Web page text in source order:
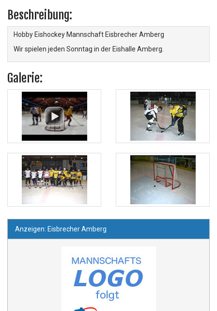
Beschreibung:
Hobby Eishockey Mannschaft Eisbrecher Amberg
Wir spielen jeden Sonntag in der Eishalle Amberg.
Galerie:
Anzeigen: Eisbrecher Amberg